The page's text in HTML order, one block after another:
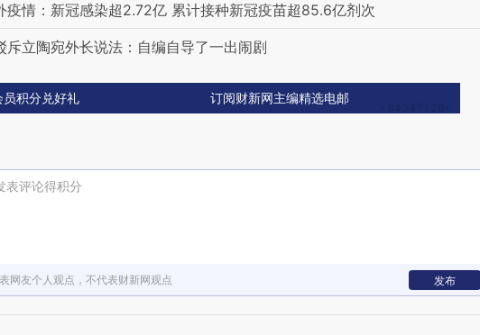
疫情：新冠感染超2.72亿 累计接种新冠疫苗超85.6亿剂次
斥立陶宛外长说法：自编自导了一出闹剧
员积分兑好礼 订阅财新网主编精选电邮
表评论得积分
网友个人观点，不代表财新网观点 发布